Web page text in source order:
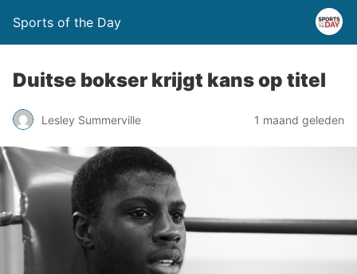
Sports of the Day
Duitse bokser krijgt kans op titel
Lesley Summerville 1 maand geleden